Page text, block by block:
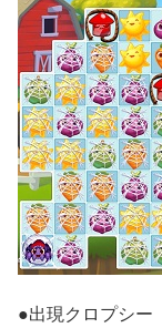
●出現クロプシー